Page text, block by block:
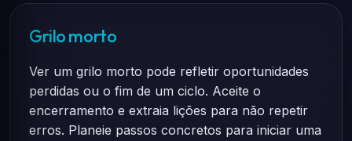
Grilo morto
Ver um grilo morto pode refletir oportunidades
perdidas ou o fim de um ciclo. Aceite o
encerramento e extraia lições para não repetir
erros. Planeie passos concretos para iniciar uma